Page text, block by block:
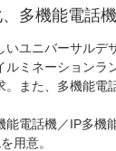
多機能電話
ユニバーサルデ
ミネーション
また、多機能
電話機／IP多機
用意。